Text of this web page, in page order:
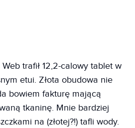
trafił 12,2-calowy tablet w
etui. Złota obudowa nie
bowiem fakturę mającą
tkaninę. Mnie bardziej
na (złotej?!) tafli wody.